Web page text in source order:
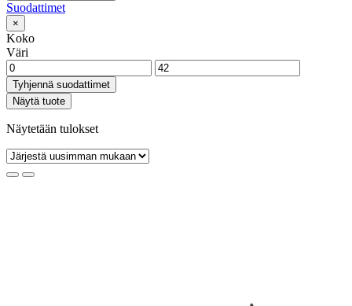
Suodattimet
×
Koko
Väri
Tyhjennä suodattimet
Näytä tuote
Näytetään tulokset